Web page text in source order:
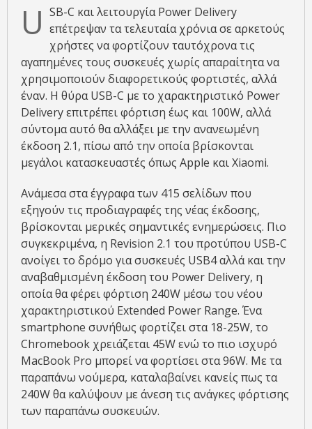
U SB-C και λειτουργία Power Delivery
επέτρεψαν τα τελευταία χρόνια σε αρκετούς
χρήστες να φορτίζουν ταυτόχρονα τις
αγαπημένες τους συσκευές χωρίς απαραίτητα να
χρησιμοποιούν διαφορετικούς φορτιστές, αλλά
έναν. Η θύρα USB-C με το χαρακτηριστικό Power
Delivery επιτρέπει φόρτιση έως και 100W, αλλά
σύντομα αυτό θα αλλάξει με την ανανεωμένη
έκδοση 2.1, πίσω από την οποία βρίσκονται
μεγάλοι κατασκευαστές όπως Apple και Xiaomi.
Ανάμεσα στα έγγραφα των 415 σελίδων που
εξηγούν τις προδιαγραφές της νέας έκδοσης,
βρίσκονται μερικές σημαντικές ενημερώσεις. Πιο
συγκεκριμένα, η Revision 2.1 του προτύπου USB-C
ανοίγει το δρόμο για συσκευές USB4 αλλά και την
αναβαθμισμένη έκδοση του Power Delivery, η
οποία θα φέρει φόρτιση 240W μέσω του νέου
χαρακτηριστικού Extended Power Range. Ένα
smartphone συνήθως φορτίζει στα 18-25W, το
Chromebook χρειάζεται 45W ενώ το πιο ισχυρό
MacBook Pro μπορεί να φορτίσει στα 96W. Με τα
παραπάνω νούμερα, καταλαβαίνει κανείς πως τα
240W θα καλύψουν με άνεση τις ανάγκες φόρτισης
των παραπάνω συσκευών.